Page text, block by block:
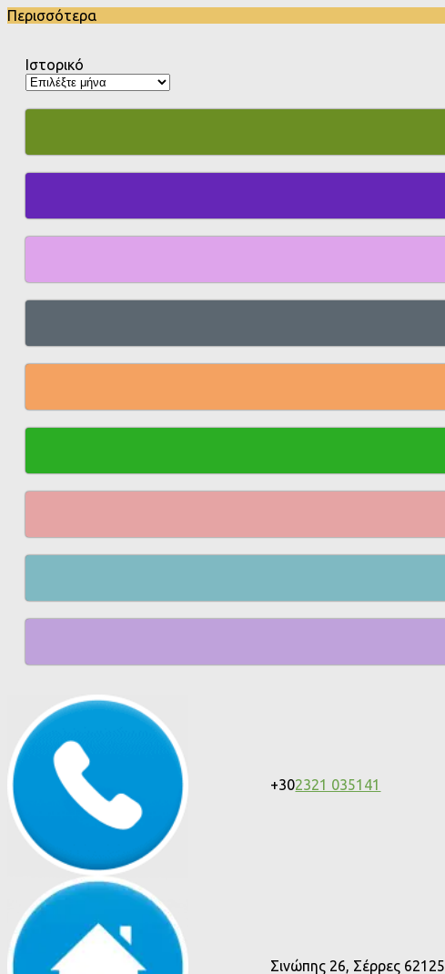
Περισσότερα
Ιστορικό
+302321 035141
Σινώπης 26, Σέρρες 62125